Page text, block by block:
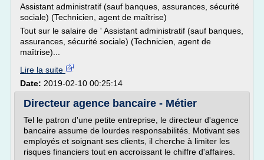
Assistant administratif (sauf banques, assurances, sécurité
sociale) (Technicien, agent de maîtrise)
Tout sur le salaire de ' Assistant administratif (sauf banques,
assurances, sécurité sociale) (Technicien, agent de
maîtrise)...
Lire la suite
Date: 2019-02-10 00:25:14
Directeur agence bancaire - Métier
Tel le patron d'une petite entreprise, le directeur d'agence
bancaire assume de lourdes responsabilités. Motivant ses
employés et soignant ses clients, il cherche à limiter les
risques financiers tout en accroissant le chiffre d'affaires.